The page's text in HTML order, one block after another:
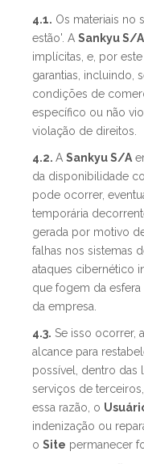
4.1. Os materiais no
estão'. A Sankyu S/A
implícitas, e, por
garantias, incluindo,
condições de
específico ou não
violação de direitos.
4.2. A Sankyu S/A
da disponibilidade
pode ocorrer,
temporária
gerada por motivo
falhas nos sistemas
ataques cibernético
que fogem da
da empresa.​
4.3. Se isso ocorrer, a
alcance para
possível, dentro das
serviços de
essa razão, o
indenização ou
o Site permanecer